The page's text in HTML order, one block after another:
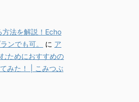
法を解説！Echo
ンでも可。
に ア
ためにおすすめの
みた！ | こみつぶ